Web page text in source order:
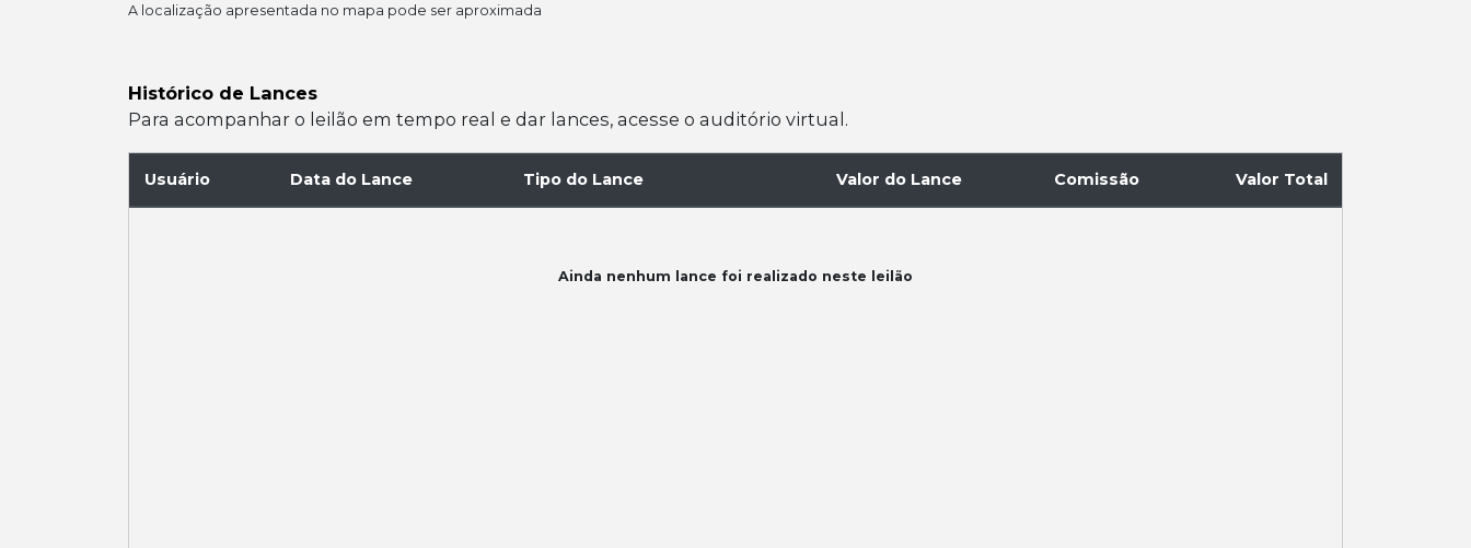
A localização apresentada no mapa pode ser aproximada
Histórico de Lances
Para acompanhar o leilão em tempo real e dar lances, acesse o auditório virtual.
Usuário Data do Lance Tipo do Lance Valor do Lance Comissão Valor Total
Ainda nenhum lance foi realizado neste leilão